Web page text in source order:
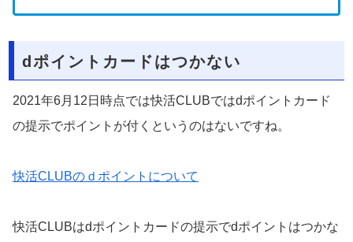
dポイントカードはつかない
2021年6月12日時点では快活CLUBではdポイントカード
の提示でポイントが付くというのはないですね。
快活CLUBのｄポイントについて
快活CLUBはdポイントカードの提示でdポイントはつかな